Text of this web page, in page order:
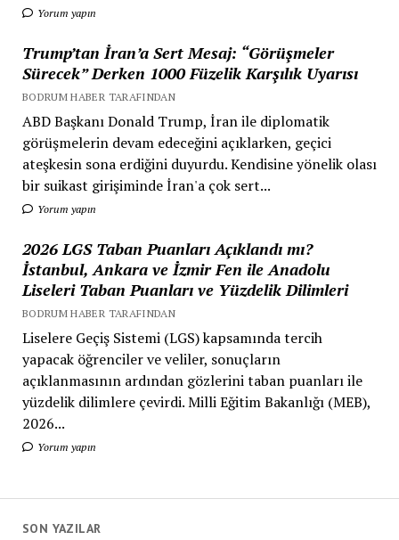
Yorum yapın
Trump’tan İran’a Sert Mesaj: “Görüşmeler
Sürecek” Derken 1000 Füzelik Karşılık Uyarısı
BODRUM HABER TARAFINDAN
ABD Başkanı Donald Trump, İran ile diplomatik
görüşmelerin devam edeceğini açıklarken, geçici
ateşkesin sona erdiğini duyurdu. Kendisine yönelik olası
bir suikast girişiminde İran'a çok sert...
Yorum yapın
2026 LGS Taban Puanları Açıklandı mı?
İstanbul, Ankara ve İzmir Fen ile Anadolu
Liseleri Taban Puanları ve Yüzdelik Dilimleri
BODRUM HABER TARAFINDAN
Liselere Geçiş Sistemi (LGS) kapsamında tercih
yapacak öğrenciler ve veliler, sonuçların
açıklanmasının ardından gözlerini taban puanları ile
yüzdelik dilimlere çevirdi. Milli Eğitim Bakanlığı (MEB),
2026...
Yorum yapın
SON YAZILAR